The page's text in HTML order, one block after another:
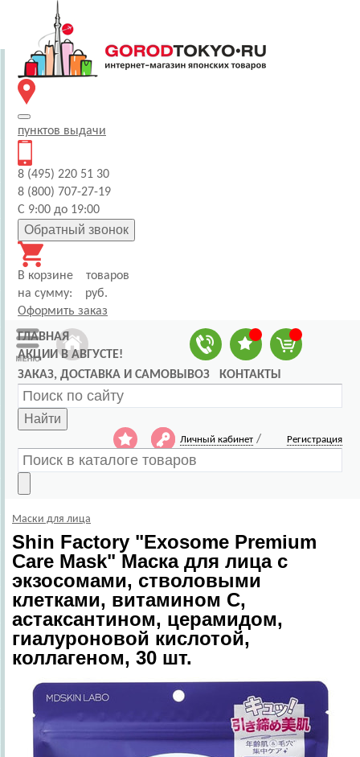
пунктов выдачи
8 (495) 220 51 30
8 (800) 707-27-19
С 9:00 до 19:00
Обратный звонок
В корзине
товаров
на сумму:
руб.
Оформить заказ
ГЛАВНАЯ
АКЦИИ В АВГУСТЕ!
ЗАКАЗ, ДОСТАВКА И САМОВЫВОЗ
КОНТАКТЫ
Найти
Личный кабинет / Регистрация
Маски для лица
Shin Factory "Exosome Premium
Care Mask" Маска для лица с
экзосомами, стволовыми
клетками, витамином С,
астаксантином, церамидом,
гиалуроновой кислотой,
коллагеном, 30 шт.